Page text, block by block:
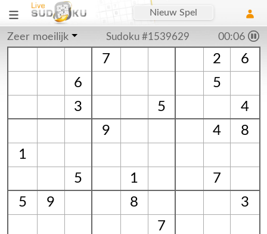
Nieuw Spel
Zeer moeilijk Sudoku #1539629 00:06
7 2
6
6
5
3
5
4
9
4
8
1
5
1
7
5
9 8
3
7